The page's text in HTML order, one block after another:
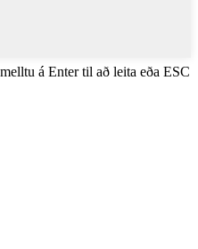
á Enter til að leita eða ESC